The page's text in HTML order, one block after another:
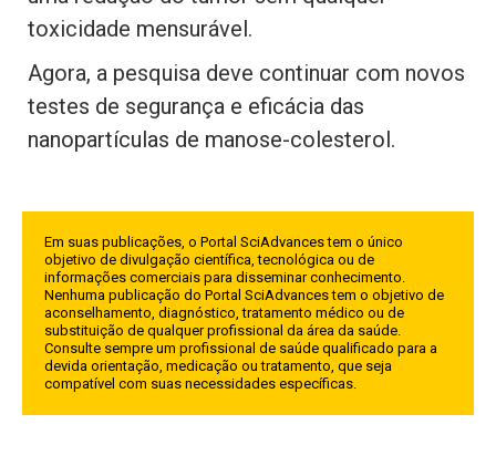
toxicidade mensurável.
Agora, a pesquisa deve continuar com novos
testes de segurança e eficácia das
nanopartículas de manose-colesterol.
Em suas publicações, o Portal SciAdvances tem o único
objetivo de divulgação científica, tecnológica ou de
informações comerciais para disseminar conhecimento.
Nenhuma publicação do Portal SciAdvances tem o objetivo de
aconselhamento, diagnóstico, tratamento médico ou de
substituição de qualquer profissional da área da saúde.
Consulte sempre um profissional de saúde qualificado para a
devida orientação, medicação ou tratamento, que seja
compatível com suas necessidades específicas.